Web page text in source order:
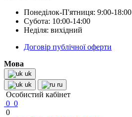
Понеділок-П'ятниця: 9:00-18:00
Субота: 10:00-14:00
Неділя: вихідний
Договір публічної оферти
Мова
uk
uk
ru
Особистий кабінет
0 0
0